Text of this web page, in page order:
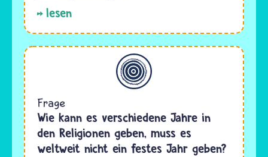
lesen
Allgemein
Frage
Wie kann es verschiedene Jahre in
den Religionen geben, muss es
weltweit nicht ein festes Jahr geben?